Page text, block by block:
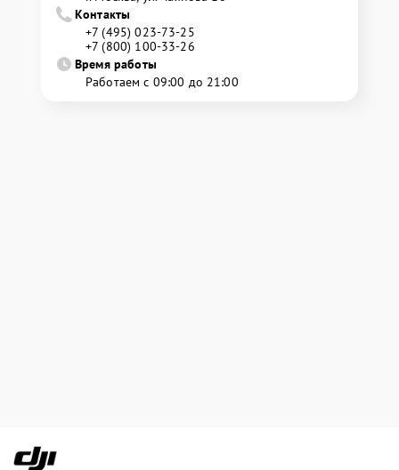
Контакты
+7 (495) 023-73-25
+7 (800) 100-33-26
Время работы
Работаем с 09:00 до 21:00